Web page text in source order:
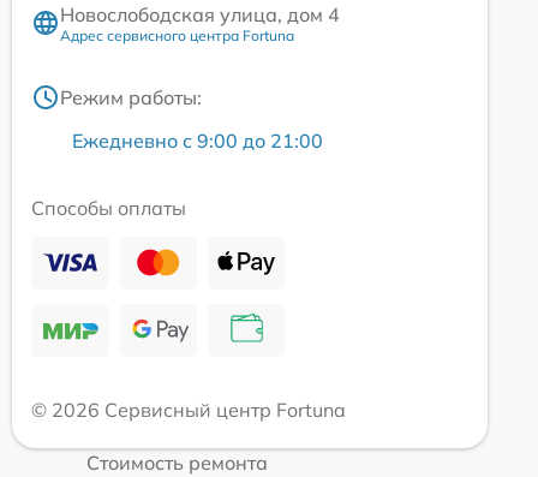
Новослободская улица, дом 4
Адрес сервисного центра Fortuna
Режим работы:
Ежедневно с 9:00 до 21:00
Способы оплаты
© 2026 Сервисный центр Fortuna
Стоимость ремонта